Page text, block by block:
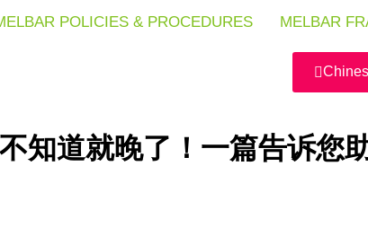
POLICIES & PROCEDURES MELBAR
POLICIES & PROCEDURES MELBAR
POLICIES & PROCEDURES MELBAR
知道就晚了！一篇告诉您